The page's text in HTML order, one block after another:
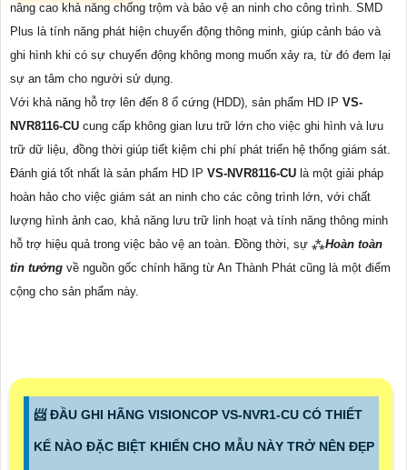
nâng cao khả năng chống trộm và bảo vệ an ninh cho công trình. SMD
Plus là tính năng phát hiện chuyển động thông minh, giúp cảnh báo và
ghi hình khi có sự chuyển động không mong muốn xảy ra, từ đó đem lại
sự an tâm cho người sử dụng.
Với khả năng hỗ trợ lên đến 8 ổ cứng (HDD), sản phẩm HD IP VS-
NVR8116-CU cung cấp không gian lưu trữ lớn cho việc ghi hình và lưu
trữ dữ liệu, đồng thời giúp tiết kiệm chi phí phát triển hệ thống giám sát.
Đánh giá tốt nhất là sản phẩm HD IP VS-NVR8116-CU là một giải pháp
hoàn hảo cho việc giám sát an ninh cho các công trình lớn, với chất
lượng hình ảnh cao, khả năng lưu trữ linh hoạt và tính năng thông minh
hỗ trợ hiệu quả trong việc bảo vệ an toàn. Đồng thời, sự ⁂Hoàn toàn
tin tưởng về nguồn gốc chính hãng từ An Thành Phát cũng là một điểm
cộng cho sản phẩm này.
📨 ĐẦU GHI HÃNG VISIONCOP VS-NVR1-CU CÓ THIẾT
KẾ NÀO ĐẶC BIỆT KHIẾN CHO MẪU NÀY TRỞ NÊN ĐẸP